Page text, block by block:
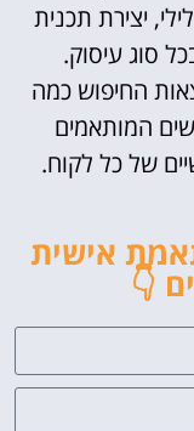
יצירת תכנית
סוג עיסוק.
החיפוש כמה
המותאמים
של כל לקוח.
אישית
👇